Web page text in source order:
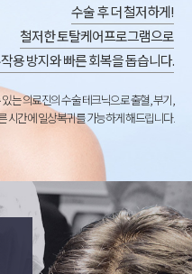
수술 후 더 철저하게!
철저한 토탈케어프로그램으로
용 방지와 빠른 회복을 돕습니다.
는 의료진의 수술 테크닉으로 출혈, 부기,
시간에 일상복귀를 가능하게 해드립니다.